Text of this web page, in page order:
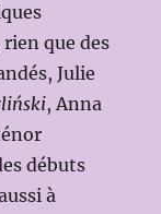
que des
Julie
, Anna
débuts
à